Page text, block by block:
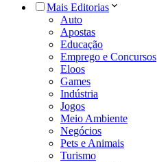
Mais Editorias
Auto
Apostas
Educação
Emprego e Concursos
Eloos
Games
Indústria
Jogos
Meio Ambiente
Negócios
Pets e Animais
Turismo